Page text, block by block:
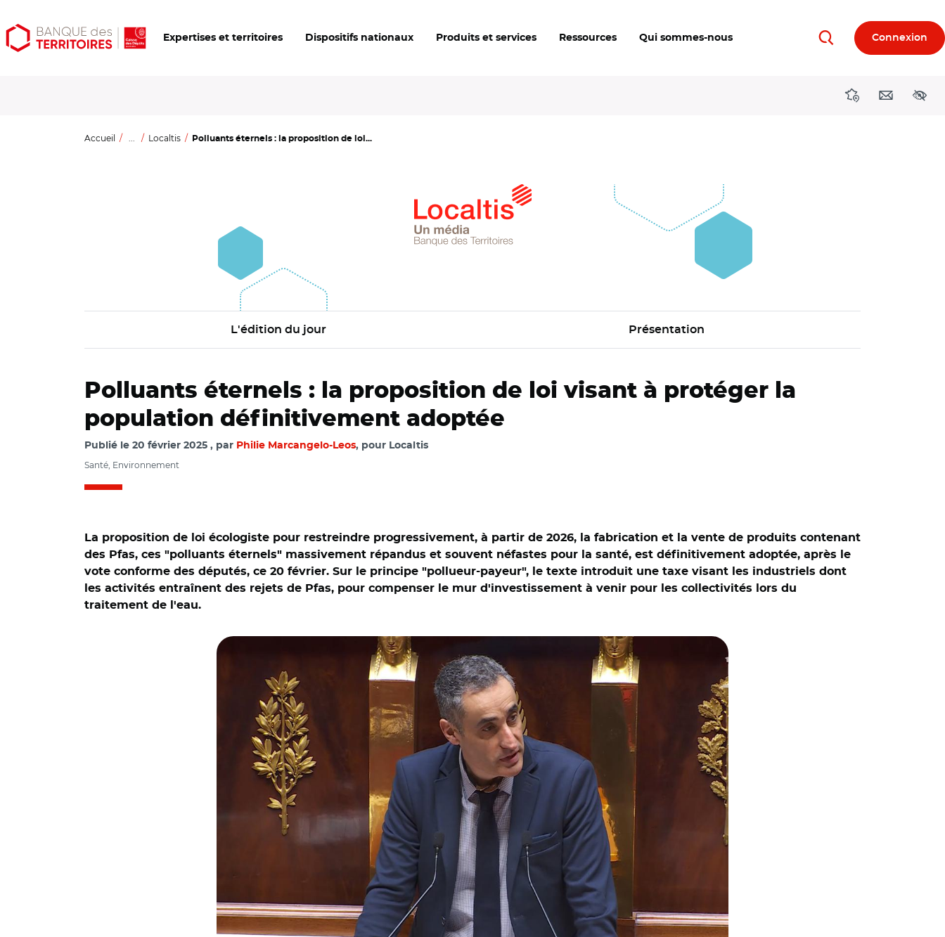
Aller
au
Aller
au
Ouvrir
les
Expertises et territoires Dispositifs nationaux Produits et services Ressources Qui sommes-nous RechercherConnexion
DirectionsContact
Accueil ... Localtis Polluants éternels : la proposition de loi...
L'édition du jour Présentation
Polluants éternels : la proposition de loi visant à protéger la
population définitivement adoptée
Publié le 20 février 2025 par Philie Marcangelo-Leos, pour Localtis
Santé, Environnement
La proposition de loi écologiste pour restreindre progressivement, à partir de 2026, la fabrication et la vente de produits contenant
des Pfas, ces "polluants éternels" massivement répandus et souvent néfastes pour la santé, est définitivement adoptée, après le
vote conforme des députés, ce 20 février. Sur le principe "pollueur-payeur", le texte introduit une taxe visant les industriels dont
les activités entraînent des rejets de Pfas, pour compenser le mur d'investissement à venir pour les collectivités lors du
traitement de l'eau.